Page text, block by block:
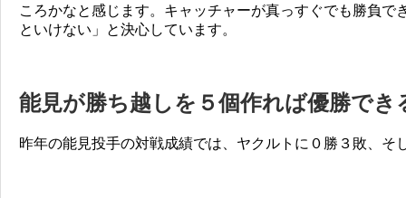
ころかなと感じます。キャッチャーが真っすぐでも勝負で
といけない」と決心しています。
能見が勝ち越しを５個作れば優勝でき
昨年の能見投手の対戦成績では、ヤクルトに０勝３敗、そ